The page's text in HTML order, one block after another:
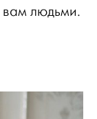
людьми.